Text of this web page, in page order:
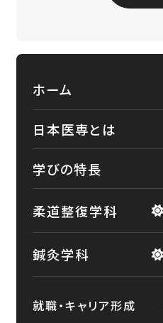
ホーム
日本医専とは
学びの特長
柔道整復学科
鍼灸学科
就職・キャリア形成